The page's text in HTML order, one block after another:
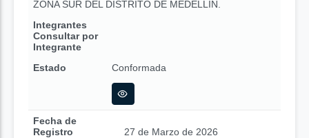
ZONA SUR DEL DISTRITO DE MEDELLIN.
Integrantes
Consultar por
Integrante
Estado
Conformada
Fecha de
Registro
27 de Marzo de 2026